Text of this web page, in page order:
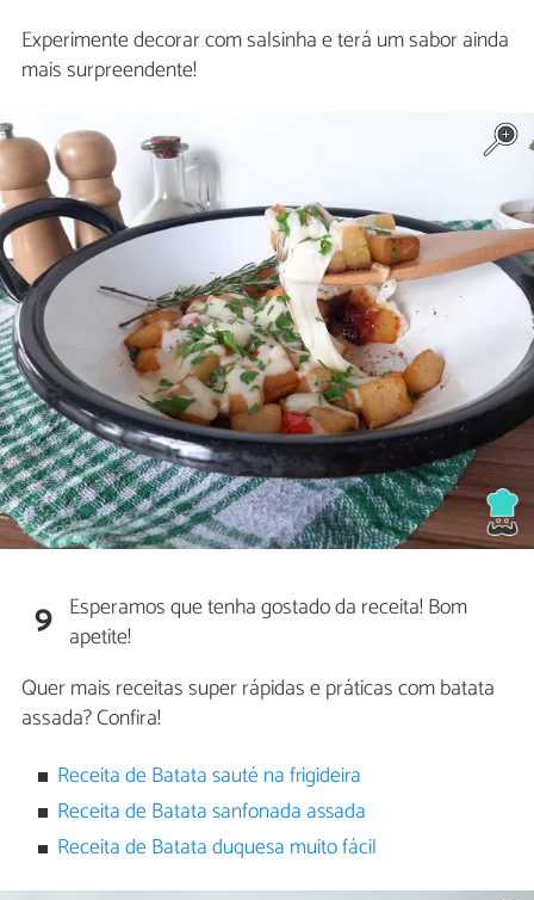
Experimente decorar com salsinha e terá um sabor ainda
mais surpreendente!
9 Esperamos que tenha gostado da receita! Bom
apetite!
Quer mais receitas super rápidas e práticas com batata
assada? Confira!
Receita de Batata sauté na frigideira
Receita de Batata sanfonada assada
Receita de Batata duquesa muito fácil